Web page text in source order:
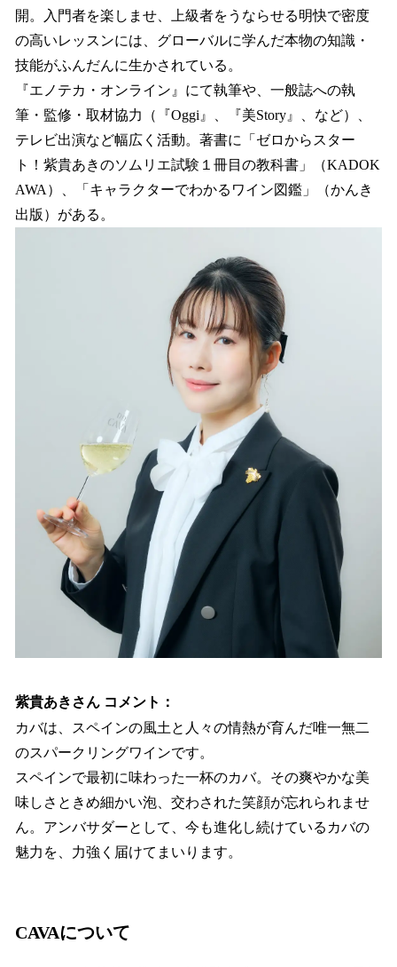
開。入門者を楽しませ、上級者をうならせる明快で密度
の高いレッスンには、グローバルに学んだ本物の知識・
技能がふんだんに生かされている。
『エノテカ・オンライン』にて執筆や、一般誌への執
筆・監修・取材協力（『Oggi』、『美Story』、など）、
テレビ出演など幅広く活動。著書に「ゼロからスター
ト！紫貴あきのソムリエ試験１冊目の教科書」（KADOK
AWA）、「キャラクターでわかるワイン図鑑」（かんき
出版）がある。
紫貴あきさん コメント：
カバは、スペインの風土と人々の情熱が育んだ唯一無二
のスパークリングワインです。
スペインで最初に味わった一杯のカバ。その爽やかな美
味しさときめ細かい泡、交わされた笑顔が忘れられませ
ん。アンバサダーとして、今も進化し続けているカバの
魅力を、力強く届けてまいります。
CAVAについて